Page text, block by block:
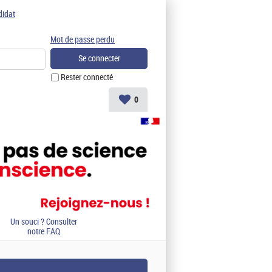
Rester connecté
Mot de passe perdu
0
Un souci ? Consulter
notre FAQ